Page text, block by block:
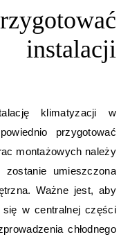
instalacji
klimatyzacji w
przygotować
montażowych należy
zostanie umieszczona
Ważne jest, aby
się w centralnej części
chłodnego